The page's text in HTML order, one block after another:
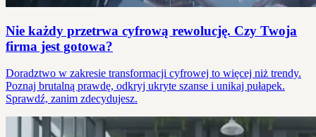
Nie każdy przetrwa cyfrową rewolucję. Czy Twoja
firma jest gotowa?
Doradztwo w zakresie transformacji cyfrowej to więcej niż trendy.
Poznaj brutalną prawdę, odkryj ukryte szanse i unikaj pułapek.
Sprawdź, zanim zdecydujesz.